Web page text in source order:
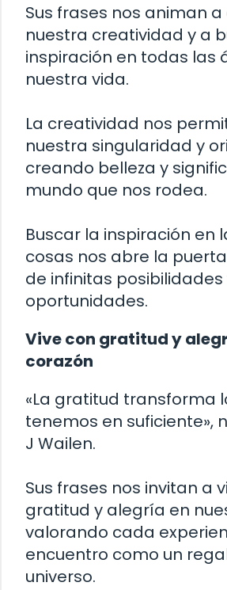
Sus frases nos animan
nuestra creatividad y a
inspiración en todas las
nuestra vida.
La creatividad nos
nuestra singularidad y
creando belleza y
mundo que nos rodea.
Buscar la inspiración en
cosas nos abre la
de infinitas posibilidades
oportunidades.
Vive con gratitud y
corazón
«La gratitud transforma
tenemos en suficiente»,
J Wailen.
Sus frases nos invitan a
gratitud y alegría en
valorando cada
encuentro como un
universo.